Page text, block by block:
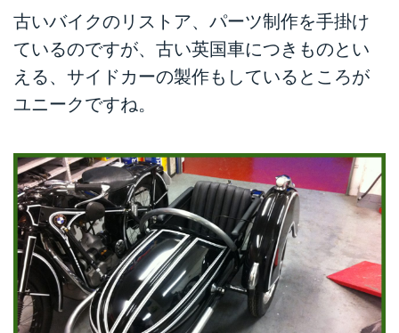
古いバイクのリストア、パーツ制作を手掛け
ているのですが、古い英国車につきものとい
える、サイドカーの製作もしているところが
ユニークですね。